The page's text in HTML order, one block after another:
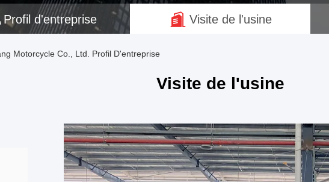
Profil d'entreprise Visite de l'usine
Motorcycle Co., Ltd. Profil D'entreprise
Visite de l'usine